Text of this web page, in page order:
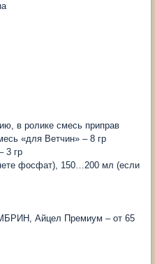
в ролике смесь приправ
«для Ветчин» – 8 гр
3 гр
фосфат), 150…200 мл (если
Айцел Премиум – от 65